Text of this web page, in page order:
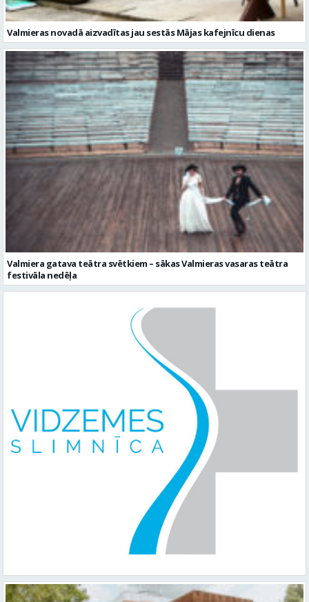
Valmieras novadā aizvadītas jau sestās Mājas kafejnīcu dienas
Valmiera gatava teātra svētkiem – sākas Valmieras vasaras teātra
festivāla nedēļa